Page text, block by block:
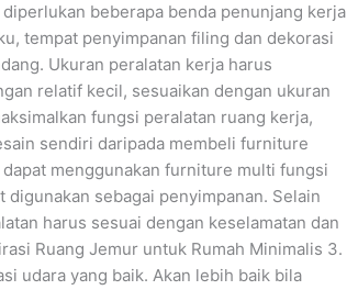
beberapa benda penunjang kerja
tempat penyimpanan filing dan dekorasi
Ukuran peralatan kerja harus
relatif kecil, sesuaikan dengan ukuran
fungsi peralatan ruang kerja,
sendiri daripada membeli furniture
menggunakan furniture multi fungsi
sebagai penyimpanan. Selain
harus sesuai dengan keselamatan dan
Ruang Jemur untuk Rumah Minimalis 3.
udara yang baik. Akan lebih baik bila